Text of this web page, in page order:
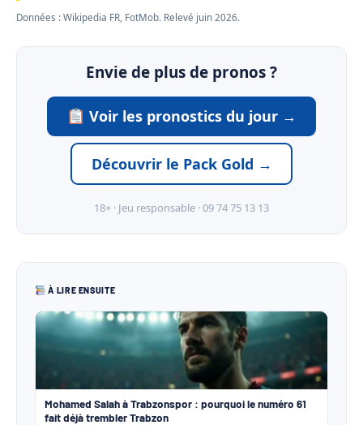
Données : Wikipedia FR, FotMob. Relevé juin 2026.
Envie de plus de pronos ?
Voir les pronostics du jour →
Découvrir le Pack Gold →
18+ · Jeu responsable · 09 74 75 13 13
À LIRE ENSUITE
Mohamed Salah à Trabzonspor : pourquoi le numéro 61
fait déjà trembler Trabzon